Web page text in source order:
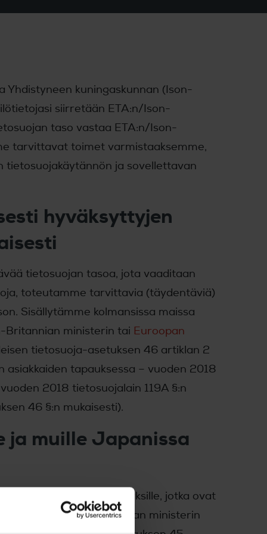
Yhdistyneen kuningaskunnan (Ison-
siirretään ETA:n/Ison-
taso vastaa ETA:n/Ison-
tarvittavat toimet varmistaaksemme,
ja sovellettavan
hyväksyttyjen
tietosuojan tasoa, jota vaaditaan
toteutamme tarvittavia (täydentäviä)
Sisällytämme kolmansissa maissa
Britannian ministerin tai Euroopan
tietosuoja-asetuksen 46 artiklan 2
asiakkaiden tapauksessa – vuoden 2018
2018 tietosuojalain 119A §:n
46 §:n mukaisesti).
muille Japanissa
Co., Ltd.) ja konserniyrityksille, jotka ovat
ja Ison-Britannian ministerin